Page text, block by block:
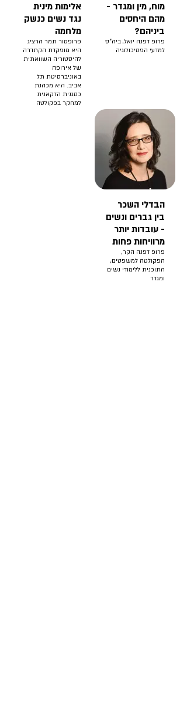
מוח, מין ומגדר -
מהם היחסים
ביניהם?
פרופ דפנה יואל, ביה"ס
למדעי הפסיכולוגיה
אלימות מינית
נגד נשים כנשק
מלחמה
פרופסור תמר הרציג
היא מופקדת הקתדרה
להיסטוריה השוואתית
של אירופה
באוניברסיטת תל
אביב. היא מכהנת
כסגנית הדקאנית
למחקר בפקולטה
הבדלי השכר
בין גברים ונשים
- עובדות יותר
מרוויחות פחות
פרופ דפנה הקר,
הפקולטה למשפטים,
התוכנית ללימודי נשים
ומגדר